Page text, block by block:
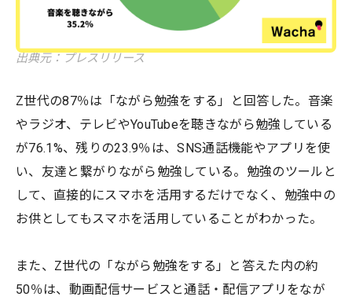
出典元：プレスリリース
Z世代の87％は「ながら勉強をする」と回答した。音楽
やラジオ、テレビやYouTubeを聴きながら勉強している
が76.1%、残りの23.9％は、SNS通話機能やアプリを使
い、友達と繋がりながら勉強している。勉強のツールと
して、直接的にスマホを活用するだけでなく、勉強中の
お供としてもスマホを活用していることがわかった。
また、Z世代の「ながら勉強をする」と答えた内の約
50％は、動画配信サービスと通話・配信アプリをなが